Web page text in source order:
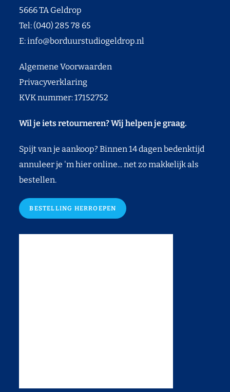
5666 TA Geldrop
Tel: (040) 285 78 65
E:info@borduurstudiogeldrop.nl
Algemene Voorwaarden
Privacyverklaring
KVK nummer: 17152752
Wil je iets retourneren? Wij helpen je graag.
Spijt van je aankoop? Binnen 14 dagen bedenktijd
annuleer je 'm hier online... net zo makkelijk als
bestellen.
BESTELLING HERROEPEN